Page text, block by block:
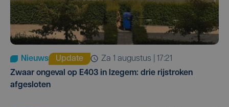
Nieuws Update
za 1 augustus | 17:21
Zwaar ongeval op E403 in Izegem: drie rijstroken
afgesloten